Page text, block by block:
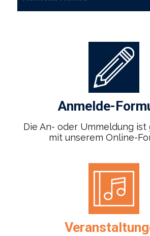
Anmelde-
Die An- oder Ummeldung ist
mit unserem Online-